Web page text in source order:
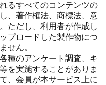
るすべてのコンテンツの
、著作権法、商標法、意
ただし、利用者が作成し
プロードした製作物につ
せん。
種のアンケート調査、キ
を実施することがありま
、会員が本サービス上に